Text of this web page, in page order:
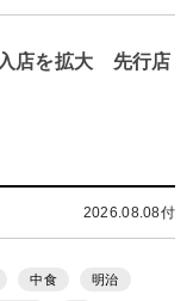
入店を拡大 先行店
2026.08.08付
中食 明治